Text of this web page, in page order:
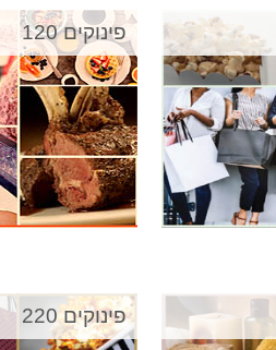
פינוקים 120
פינוקים 220